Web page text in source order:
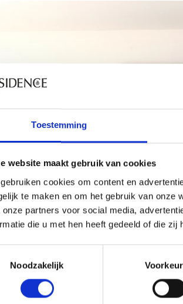
Toestemming
website maakt gebruik van cookies
cookies om content en
te maken en om het gebruik van onze
onze partners voor social media,
die u met hen heeft gedeeld of die
Noodzakelijk